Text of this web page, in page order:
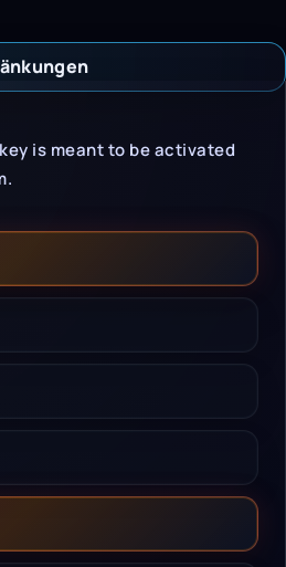
&
is meant to be activated